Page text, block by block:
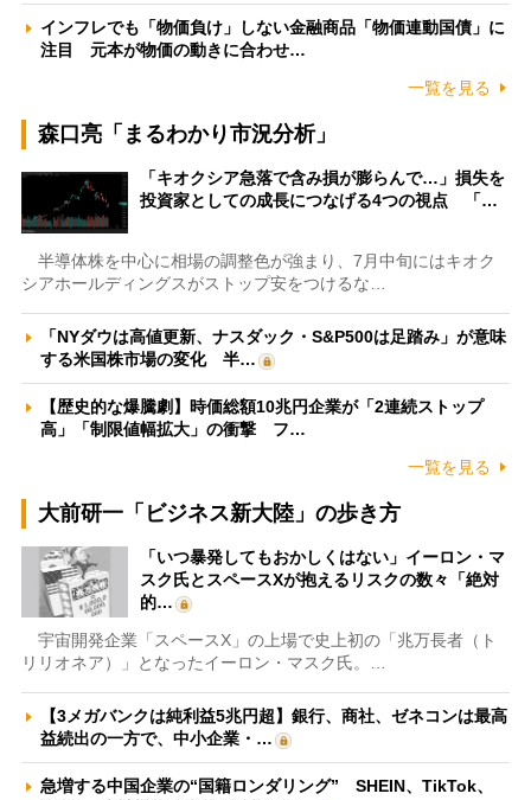
インフレでも「物価負け」しない金融商品「物価連動国債」に
注目 元本が物価の動きに合わせ…
一覧を見る
森口亮「まるわかり市況分析」
「キオクシア急落で含み損が膨らんで…」損失を
投資家としての成長につなげる4つの視点 「…
半導体株を中心に相場の調整色が強まり、7月中旬にはキオク
シアホールディングスがストップ安をつけるな…
「NYダウは高値更新、ナスダック・S&P500は足踏み」が意味
する米国株市場の変化 半…
【歴史的な爆騰劇】時価総額10兆円企業が「2連続ストップ
高」「制限値幅拡大」の衝撃 フ…
一覧を見る
大前研一「ビジネス新大陸」の歩き方
「いつ暴発してもおかしくはない」イーロン・マ
スク氏とスペースXが抱えるリスクの数々「絶対
的…
宇宙開発企業「スペースX」の上場で史上初の「兆万長者（ト
リリオネア）」となったイーロン・マスク氏。…
【3メガバンクは純利益5兆円超】銀行、商社、ゼネコンは最高
益続出の一方で、中小企業・…
急増する中国企業の“国籍ロンダリング” SHEIN、TikTok、